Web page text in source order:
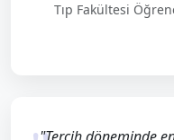
Tıp Fakültesi